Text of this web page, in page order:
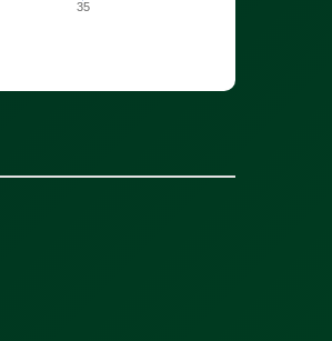
35